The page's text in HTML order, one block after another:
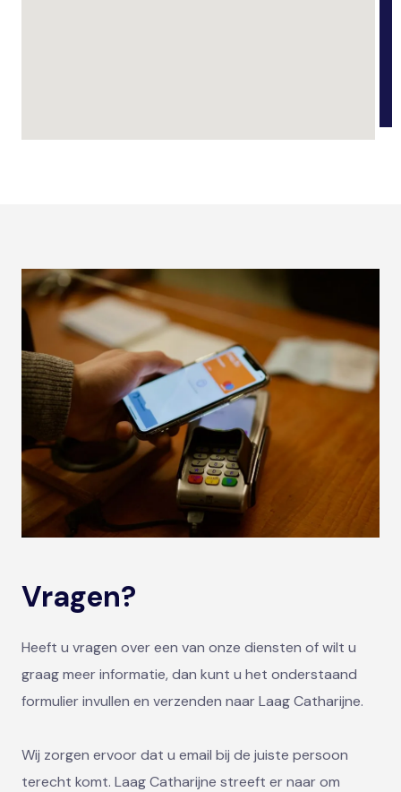
Vragen?
Heeft u vragen over een van onze diensten of wilt u
graag meer informatie, dan kunt u het onderstaand
formulier invullen en verzenden naar Laag Catharijne.
Wij zorgen ervoor dat u email bij de juiste persoon
terecht komt. Laag Catharijne streeft er naar om